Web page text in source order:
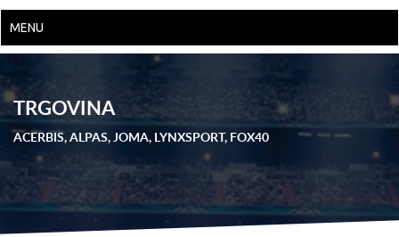
MENU
TRGOVINA
ACERBIS, ALPAS, JOMA, LYNXSPORT, FOX40